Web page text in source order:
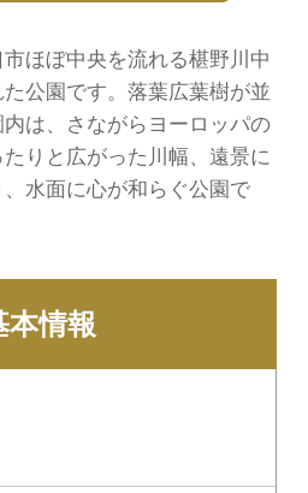
ほぼ中央を流れる椹野川中
公園です。落葉広葉樹が並
は、さながらヨーロッパの
りと広がった川幅、遠景に
水面に心が和らぐ公園で
本情報